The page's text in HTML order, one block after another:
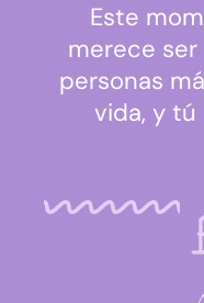
Este
merece
personas
vida, y tú